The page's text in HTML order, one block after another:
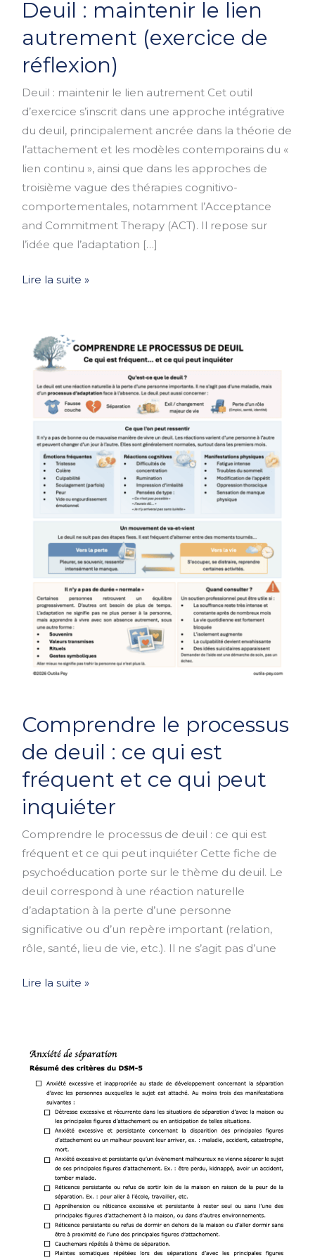
Deuil : maintenir le lien
autrement (exercice de
réflexion)
Deuil : maintenir le lien autrement Cet outil
d’exercice s’inscrit dans une approche intégrative
du deuil, principalement ancrée dans la théorie de
l’attachement et les modèles contemporains du «
lien continu », ainsi que dans les approches de
troisième vague des thérapies cognitivo-
comportementales, notamment l’Acceptance
and Commitment Therapy (ACT). Il repose sur
l’idée que l’adaptation […]
le
lien
Lire la suite »
Comprendre le processus
de deuil : ce qui est
fréquent et ce qui peut
inquiéter
Comprendre le processus de deuil : ce qui est
fréquent et ce qui peut inquiéter Cette fiche de
psychoéducation porte sur le thème du deuil. Le
deuil correspond à une réaction naturelle
d’adaptation à la perte d’une personne
significative ou d’un repère important (relation,
rôle, santé, lieu de vie, etc.). Il ne s’agit pas d’une
le
processus
de
deuil
ce
qui
est
fréquent
et
ce
qui
peut
Lire la suite »